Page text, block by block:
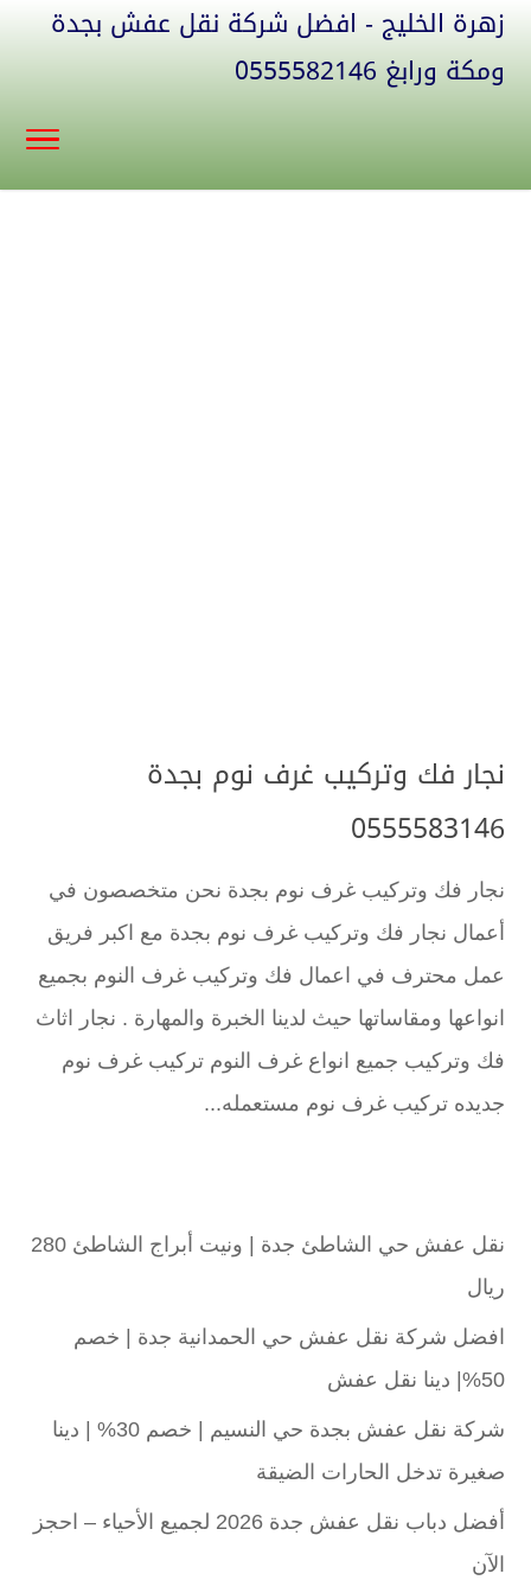
زهرة الخليج - افضل شركة نقل عفش بجدة
ومكة ورابغ 0555582146
نجار فك وتركيب غرف نوم بجدة
0555583146
نجار فك وتركيب غرف نوم بجدة نحن متخصصون في
أعمال نجار فك وتركيب غرف نوم بجدة مع اكبر فريق
عمل محترف في اعمال فك وتركيب غرف النوم بجميع
انواعها ومقاساتها حيث لدينا الخبرة والمهارة . نجار اثاث
فك وتركيب جميع انواع غرف النوم تركيب غرف نوم
جديده تركيب غرف نوم مستعمله...
نقل عفش حي الشاطئ جدة | ونيت أبراج الشاطئ 280
ريال
افضل شركة نقل عفش حي الحمدانية جدة | خصم
50%| دينا نقل عفش
شركة نقل عفش بجدة حي النسيم | خصم 30% | دينا
صغيرة تدخل الحارات الضيقة
أفضل دباب نقل عفش جدة 2026 لجميع الأحياء – احجز
الآن